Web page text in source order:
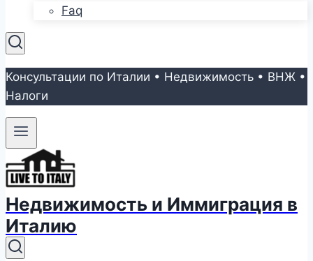
Faq
Консультации по Италии • Недвижимость • ВНЖ •
Налоги
Недвижимость и Иммиграция в
Италию